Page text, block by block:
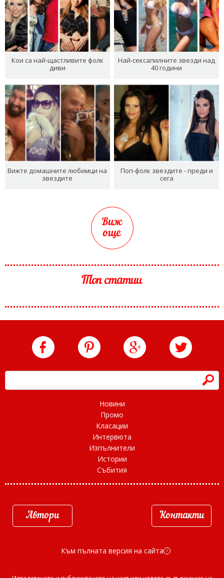
Кои са най-щастливите фолк
диви
Най-сексапилните звезди над
40 години
Вижте домашните любимци на
звездите
Поп-фолк звездите - преди и
сега
Виж
още
Топ статии
h
Новини
Промо
Класации
Интервюта
Изпълнители
Истории
Събития
Автори Контакти
Към пълната версия на сайта d